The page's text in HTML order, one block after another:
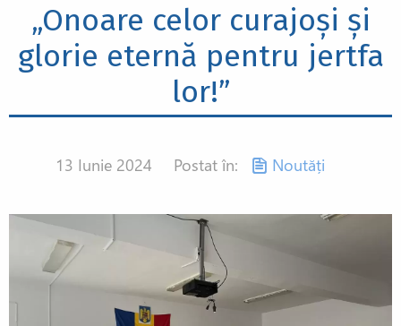
„Onoare celor curajoși și
glorie eternă pentru jertfa
lor!”
13 Iunie 2024 Postat în: Noutăți